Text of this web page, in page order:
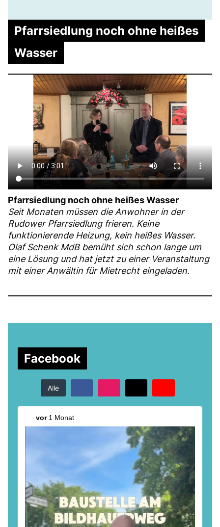
Pfarrsiedlung noch ohne heißes
Wasser
Pfarrsiedlung noch ohne heißes Wasser
Seit Monaten müssen die Anwohner in der
Rudower Pfarrsiedlung frieren. Keine
funktionierende Heizung, kein heißes Wasser.
Olaf Schenk MdB bemüht sich schon lange um
eine Lösung und hat jetzt zu einer Veranstaltung
mit einer Anwältin für Mietrecht eingeladen.
Facebook
Alle
vor1 Monat